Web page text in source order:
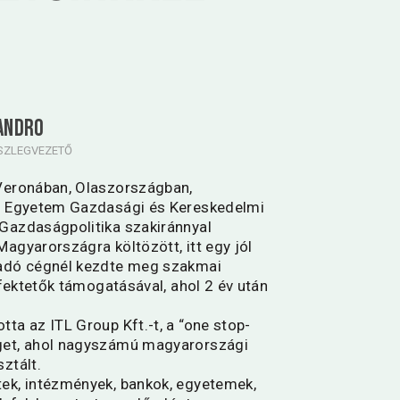
Olaszországban,
Gazdasági és Kereskedelmi
szakiránnyal
költözött, itt egy jól
cégnél kezdte meg szakmai
támogatásával, ahol 2 év után
az ITL Group Kft.-t, a “one stop-
ahol nagyszámú magyarországi
intézmények, bankok, egyetemek,